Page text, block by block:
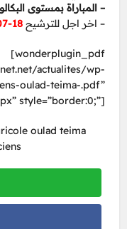
– المباراة بمستوى
– اخر اجل للترشيح18-07-2017
[wonderplugin_pdf
actualites/wp-
oulad-teima-.pdf”
style=”border:0;”]
oulad teima